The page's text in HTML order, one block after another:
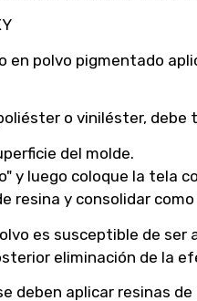
polvo pigmentado
o viniléster,
del molde.
y luego coloque la tela
resina y consolidar
es susceptible de
eliminación de la
deben aplicar resinas